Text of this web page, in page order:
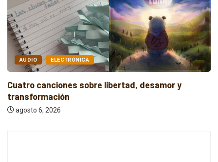
AUDIO INDIE
Cuatro canciones independientes entre reflexión y
resistencia
agosto 6, 2026